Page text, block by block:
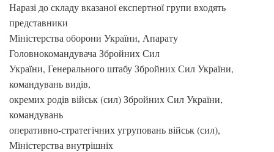
Наразі до складу вказаної експертної групи входять
представники
Міністерства оборони України, Апарату
Головнокомандувача Збройних Сил
України, Генерального штабу Збройних Сил України,
командувань видів,
окремих родів військ (сил) Збройних Сил України,
командувань
оперативно-стратегічних угруповань військ (сил),
Міністерства внутрішніх